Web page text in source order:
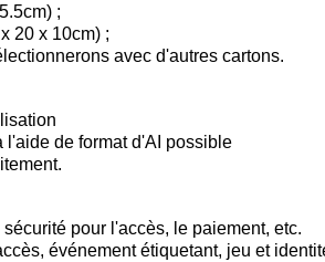
;
20 x 10cm) ;
avec d'autres cartons.
de format d'AI possible
pour l'accès, le paiement, etc.
événement étiquetant, jeu et